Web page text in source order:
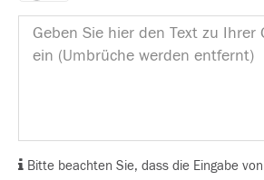
Bitte beachten Sie, dass die Eingabe